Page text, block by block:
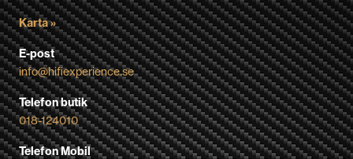
Karta »
E-post
info@hifiexperience.se
Telefon butik
018-124010
Telefon Mobil